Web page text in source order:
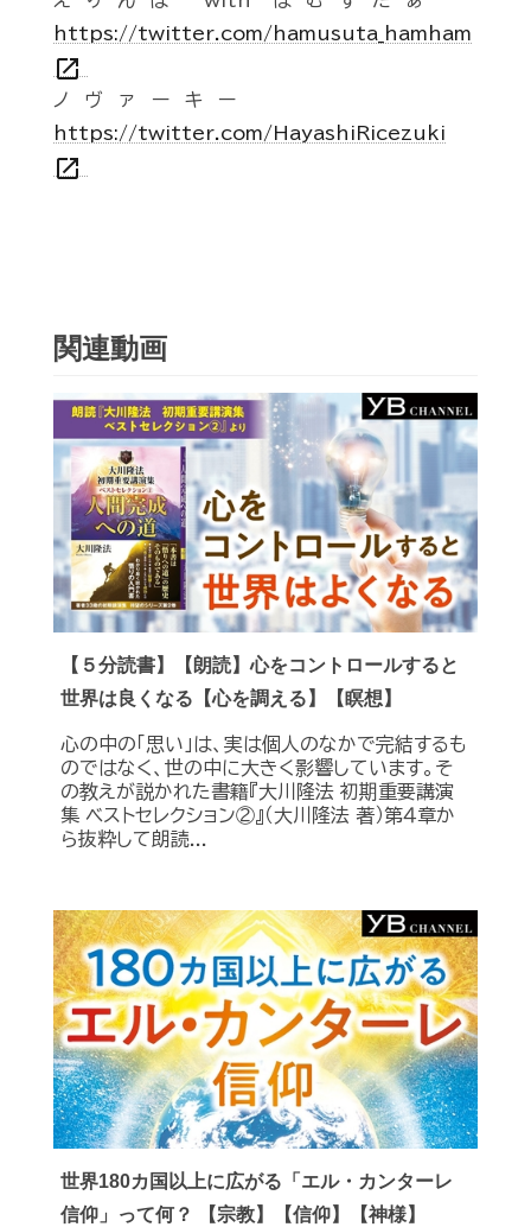
https://twitter.com/hamusuta_hamham
open_in_new
ノヴァーキー
https://twitter.com/HayashiRicezuki
open_in_new
関連動画
【５分読書】【朗読】心をコントロールすると
世界は良くなる【心を調える】【瞑想】
心の中の「思い」は、実は個人のなかで完結するも
のではなく、世の中に大きく影響しています。そ
の教えが説かれた書籍『大川隆法 初期重要講演
集 ベストセレクション②』（大川隆法 著）第４章か
ら抜粋して朗読...
世界180カ国以上に広がる「エル・カンターレ
信仰」って何？ 【宗教】【信仰】【神様】